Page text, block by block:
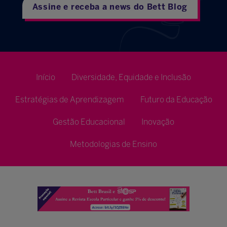
Assine e receba a news do Bett Blog
Início Diversidade, Equidade e Inclusão
Estratégias de Aprendizagem Futuro da Educação
Gestão Educacional Inovação
Metodologias de Ensino